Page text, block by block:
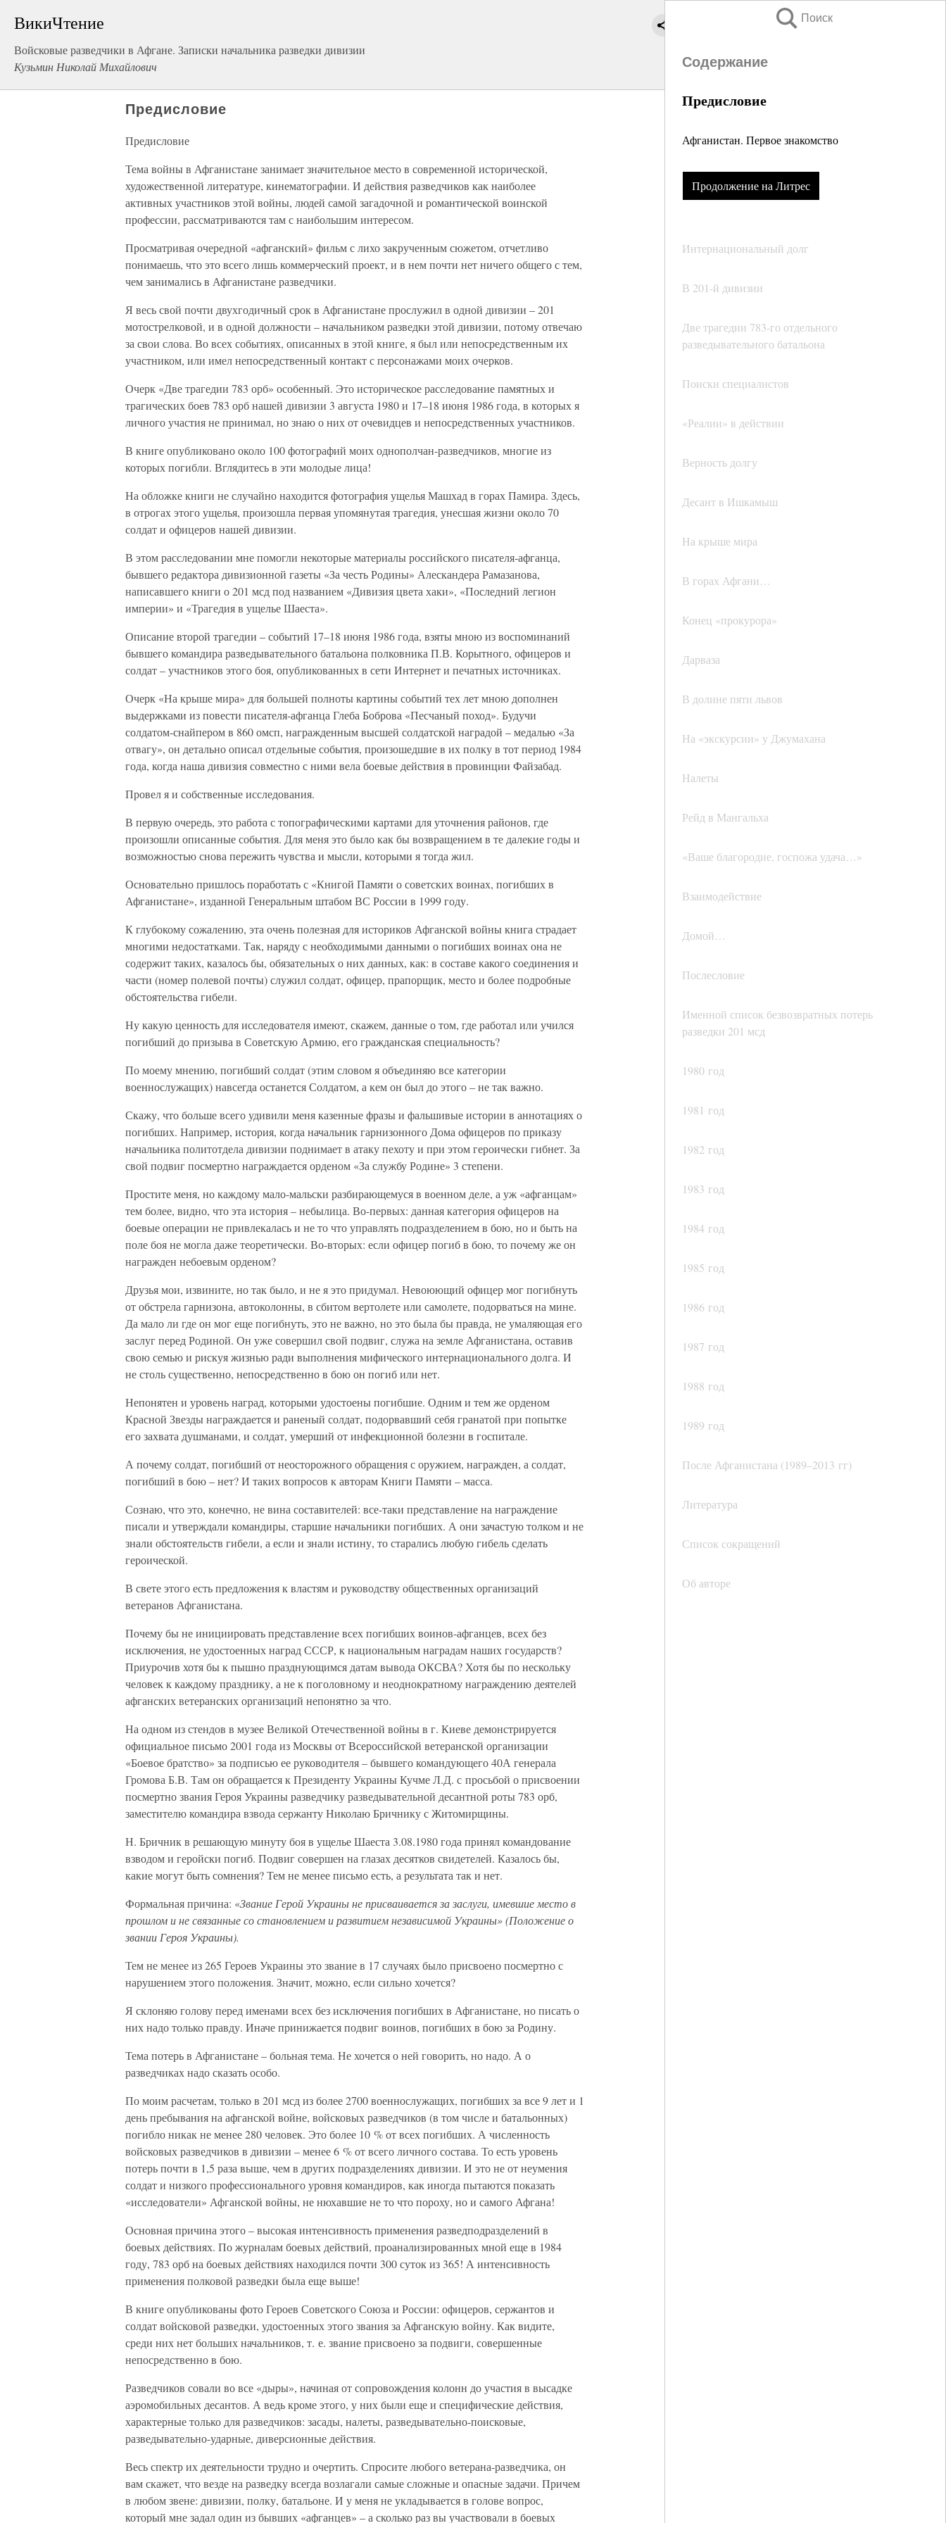
ВикиЧтение
Войсковые разведчики в Афгане. Записки начальника разведки дивизии
Кузьмин Николай Михайлович
Поиск
Содержание
Предисловие
Афганистан. Первое знакомство
Продолжение на Литрес
Интернациональный долг
В 201-й дивизии
Две трагедии 783-го отдельного
разведывательного батальона
Поиски специалистов
«Реалии» в действии
Верность долгу
Десант в Ишкамыш
На крыше мира
В горах Афгани…
Конец «прокурора»
Дарваза
В долине пяти львов
На «экскурсии» у Джумахана
Налеты
Рейд в Мангальха
«Ваше благородие, госпожа удача…»
Взаимодействие
Домой…
Послесловие
Именной список безвозвратных потерь
разведки 201 мсд
1980 год
1981 год
1982 год
1983 год
1984 год
1985 год
1986 год
1987 год
1988 год
1989 год
После Афганистана (1989–2013 гг)
Литература
Список сокращений
Об авторе
Предисловие
Предисловие
Тема войны в Афганистане занимает значительное место в современной исторической,
художественной литературе, кинематографии. И действия разведчиков как наиболее
активных участников этой войны, людей самой загадочной и романтической воинской
профессии, рассматриваются там с наибольшим интересом.
Просматривая очередной «афганский» фильм с лихо закрученным сюжетом, отчетливо
понимаешь, что это всего лишь коммерческий проект, и в нем почти нет ничего общего с тем,
чем занимались в Афганистане разведчики.
Я весь свой почти двухгодичный срок в Афганистане прослужил в одной дивизии – 201
мотострелковой, и в одной должности – начальником разведки этой дивизии, потому отвечаю
за свои слова. Во всех событиях, описанных в этой книге, я был или непосредственным их
участником, или имел непосредственный контакт с персонажами моих очерков.
Очерк «Две трагедии 783 орб» особенный. Это историческое расследование памятных и
трагических боев 783 орб нашей дивизии 3 августа 1980 и 17–18 июня 1986 года, в которых я
личного участия не принимал, но знаю о них от очевидцев и непосредственных участников.
В книге опубликовано около 100 фотографий моих однополчан-разведчиков, многие из
которых погибли. Вглядитесь в эти молодые лица!
На обложке книги не случайно находится фотография ущелья Машхад в горах Памира. Здесь,
в отрогах этого ущелья, произошла первая упомянутая трагедия, унесшая жизни около 70
солдат и офицеров нашей дивизии.
В этом расследовании мне помогли некоторые материалы российского писателя-афганца,
бывшего редактора дивизионной газеты «За честь Родины» Алескандера Рамазанова,
написавшего книги о 201 мсд под названием «Дивизия цвета хаки», «Последний легион
империи» и «Трагедия в ущелье Шаеста».
Описание второй трагедии – событий 17–18 июня 1986 года, взяты мною из воспоминаний
бывшего командира разведывательного батальона полковника П.В. Корытного, офицеров и
солдат – участников этого боя, опубликованных в сети Интернет и печатных источниках.
Очерк «На крыше мира» для большей полноты картины событий тех лет мною дополнен
выдержками из повести писателя-афганца Глеба Боброва «Песчаный поход». Будучи
солдатом-снайпером в 860 омсп, награжденным высшей солдатской наградой – медалью «За
отвагу», он детально описал отдельные события, произошедшие в их полку в тот период 1984
года, когда наша дивизия совместно с ними вела боевые действия в провинции Файзабад.
Провел я и собственные исследования.
В первую очередь, это работа с топографическими картами для уточнения районов, где
произошли описанные события. Для меня это было как бы возвращением в те далекие годы и
возможностью снова пережить чувства и мысли, которыми я тогда жил.
Основательно пришлось поработать с «Книгой Памяти о советских воинах, погибших в
Афганистане», изданной Генеральным штабом ВС России в 1999 году.
К глубокому сожалению, эта очень полезная для историков Афганской войны книга страдает
многими недостатками. Так, наряду с необходимыми данными о погибших воинах она не
содержит таких, казалось бы, обязательных о них данных, как: в составе какого соединения и
части (номер полевой почты) служил солдат, офицер, прапорщик, место и более подробные
обстоятельства гибели.
Ну какую ценность для исследователя имеют, скажем, данные о том, где работал или учился
погибший до призыва в Советскую Армию, его гражданская специальность?
По моему мнению, погибший солдат (этим словом я объединяю все категории
военнослужащих) навсегда останется Солдатом, а кем он был до этого – не так важно.
Скажу, что больше всего удивили меня казенные фразы и фальшивые истории в аннотациях о
погибших. Например, история, когда начальник гарнизонного Дома офицеров по приказу
начальника политотдела дивизии поднимает в атаку пехоту и при этом героически гибнет. За
свой подвиг посмертно награждается орденом «За службу Родине» 3 степени.
Простите меня, но каждому мало-мальски разбирающемуся в военном деле, а уж «афганцам»
тем более, видно, что эта история – небылица. Во-первых: данная категория офицеров на
боевые операции не привлекалась и не то что управлять подразделением в бою, но и быть на
поле боя не могла даже теоретически. Во-вторых: если офицер погиб в бою, то почему же он
награжден небоевым орденом?
Друзья мои, извините, но так было, и не я это придумал. Невоюющий офицер мог погибнуть
от обстрела гарнизона, автоколонны, в сбитом вертолете или самолете, подорваться на мине.
Да мало ли где он мог еще погибнуть, это не важно, но это была бы правда, не умаляющая его
заслуг перед Родиной. Он уже совершил свой подвиг, служа на земле Афганистана, оставив
свою семью и рискуя жизнью ради выполнения мифического интернационального долга. И
не столь существенно, непосредственно в бою он погиб или нет.
Непонятен и уровень наград, которыми удостоены погибшие. Одним и тем же орденом
Красной Звезды награждается и раненый солдат, подорвавший себя гранатой при попытке
его захвата душманами, и солдат, умерший от инфекционной болезни в госпитале.
А почему солдат, погибший от неосторожного обращения с оружием, награжден, а солдат,
погибший в бою – нет? И таких вопросов к авторам Книги Памяти – масса.
Сознаю, что это, конечно, не вина составителей: все-таки представление на награждение
писали и утверждали командиры, старшие начальники погибших. А они зачастую толком и не
знали обстоятельств гибели, а если и знали истину, то старались любую гибель сделать
героической.
В свете этого есть предложения к властям и руководству общественных организаций
ветеранов Афганистана.
Почему бы не инициировать представление всех погибших воинов-афганцев, всех без
исключения, не удостоенных наград СССР, к национальным наградам наших государств?
Приурочив хотя бы к пышно празднующимся датам вывода ОКСВА? Хотя бы по нескольку
человек к каждому празднику, а не к поголовному и неоднократному награждению деятелей
афганских ветеранских организаций непонятно за что.
На одном из стендов в музее Великой Отечественной войны в г. Киеве демонстрируется
официальное письмо 2001 года из Москвы от Всероссийской ветеранской организации
«Боевое братство» за подписью ее руководителя – бывшего командующего 40А генерала
Громова Б.В. Там он обращается к Президенту Украины Кучме Л.Д. с просьбой о присвоении
посмертно звания Героя Украины разведчику разведывательной десантной роты 783 орб,
заместителю командира взвода сержанту Николаю Бричнику с Житомирщины.
Н. Бричник в решающую минуту боя в ущелье Шаеста 3.08.1980 года принял командование
взводом и геройски погиб. Подвиг совершен на глазах десятков свидетелей. Казалось бы,
какие могут быть сомнения? Тем не менее письмо есть, а результата так и нет.
Формальная причина: «Звание Герой Украины не присваивается за заслуги, имевшие место в
прошлом и не связанные со становлением и развитием независимой Украины» (Положение о
звании Героя Украины).
Тем не менее из 265 Героев Украины это звание в 17 случаях было присвоено посмертно с
нарушением этого положения. Значит, можно, если сильно хочется?
Я склоняю голову перед именами всех без исключения погибших в Афганистане, но писать о
них надо только правду. Иначе принижается подвиг воинов, погибших в бою за Родину.
Тема потерь в Афганистане – больная тема. Не хочется о ней говорить, но надо. А о
разведчиках надо сказать особо.
По моим расчетам, только в 201 мсд из более 2700 военнослужащих, погибших за все 9 лет и 1
день пребывания на афганской войне, войсковых разведчиков (в том числе и батальонных)
погибло никак не менее 280 человек. Это более 10 % от всех погибших. А численность
войсковых разведчиков в дивизии – менее 6 % от всего личного состава. То есть уровень
потерь почти в 1,5 раза выше, чем в других подразделениях дивизии. И это не от неумения
солдат и низкого профессионального уровня командиров, как иногда пытаются показать
«исследователи» Афганской войны, не нюхавшие не то что пороху, но и самого Афгана!
Основная причина этого – высокая интенсивность применения разведподразделений в
боевых действиях. По журналам боевых действий, проанализированных мной еще в 1984
году, 783 орб на боевых действиях находился почти 300 суток из 365! А интенсивность
применения полковой разведки была еще выше!
В книге опубликованы фото Героев Советского Союза и России: офицеров, сержантов и
солдат войсковой разведки, удостоенных этого звания за Афганскую войну. Как видите,
среди них нет больших начальников, т. е. звание присвоено за подвиги, совершенные
непосредственно в бою.
Разведчиков совали во все «дыры», начиная от сопровождения колонн до участия в высадке
аэромобильных десантов. А ведь кроме этого, у них были еще и специфические действия,
характерные только для разведчиков: засады, налеты, разведывательно-поисковые,
разведывательно-ударные, диверсионные действия.
Весь спектр их деятельности трудно и очертить. Спросите любого ветерана-разведчика, он
вам скажет, что везде на разведку всегда возлагали самые сложные и опасные задачи. Причем
в любом звене: дивизии, полку, батальоне. И у меня не укладывается в голове вопрос,
который мне задал один из бывших «афганцев» – а сколько раз вы участвовали в боевых